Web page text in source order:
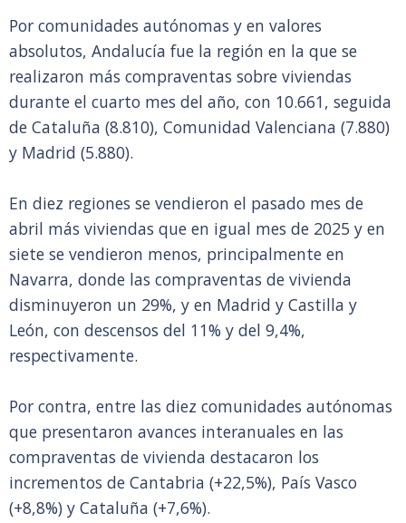
Por comunidades autónomas y en valores
absolutos, Andalucía fue la región en la que se
realizaron más compraventas sobre viviendas
durante el cuarto mes del año, con 10.661, seguida
de Cataluña (8.810), Comunidad Valenciana (7.880)
y Madrid (5.880).
En diez regiones se vendieron el pasado mes de
abril más viviendas que en igual mes de 2025 y en
siete se vendieron menos, principalmente en
Navarra, donde las compraventas de vivienda
disminuyeron un 29%, y en Madrid y Castilla y
León, con descensos del 11% y del 9,4%,
respectivamente.
Por contra, entre las diez comunidades autónomas
que presentaron avances interanuales en las
compraventas de vivienda destacaron los
incrementos de Cantabria (+22,5%), País Vasco
(+8,8%) y Cataluña (+7,6%).